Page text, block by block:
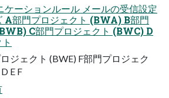
ケーションルール メールの受信設定
A部門プロジェクト (BWA) B部門
C部門プロジェクト (BWC) D
ジェクト (BWE) F部門プロジェク
E F